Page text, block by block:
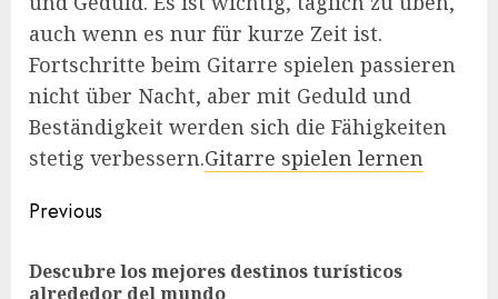
auch wenn es nur für kurze Zeit ist.
Fortschritte beim Gitarre spielen passieren
nicht über Nacht, aber mit Geduld und
Beständigkeit werden sich die Fähigkeiten
stetig verbessern.Gitarre spielen lernen
Post
navigation
Previous
Descubre los mejores destinos turísticos
alrededor del mundo